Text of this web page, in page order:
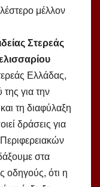
μέλλον
Στερεάς
Ελλάδας,
για την
τη διαφύλαξη
δράσεις για
στα
οδηγούς, ότι η